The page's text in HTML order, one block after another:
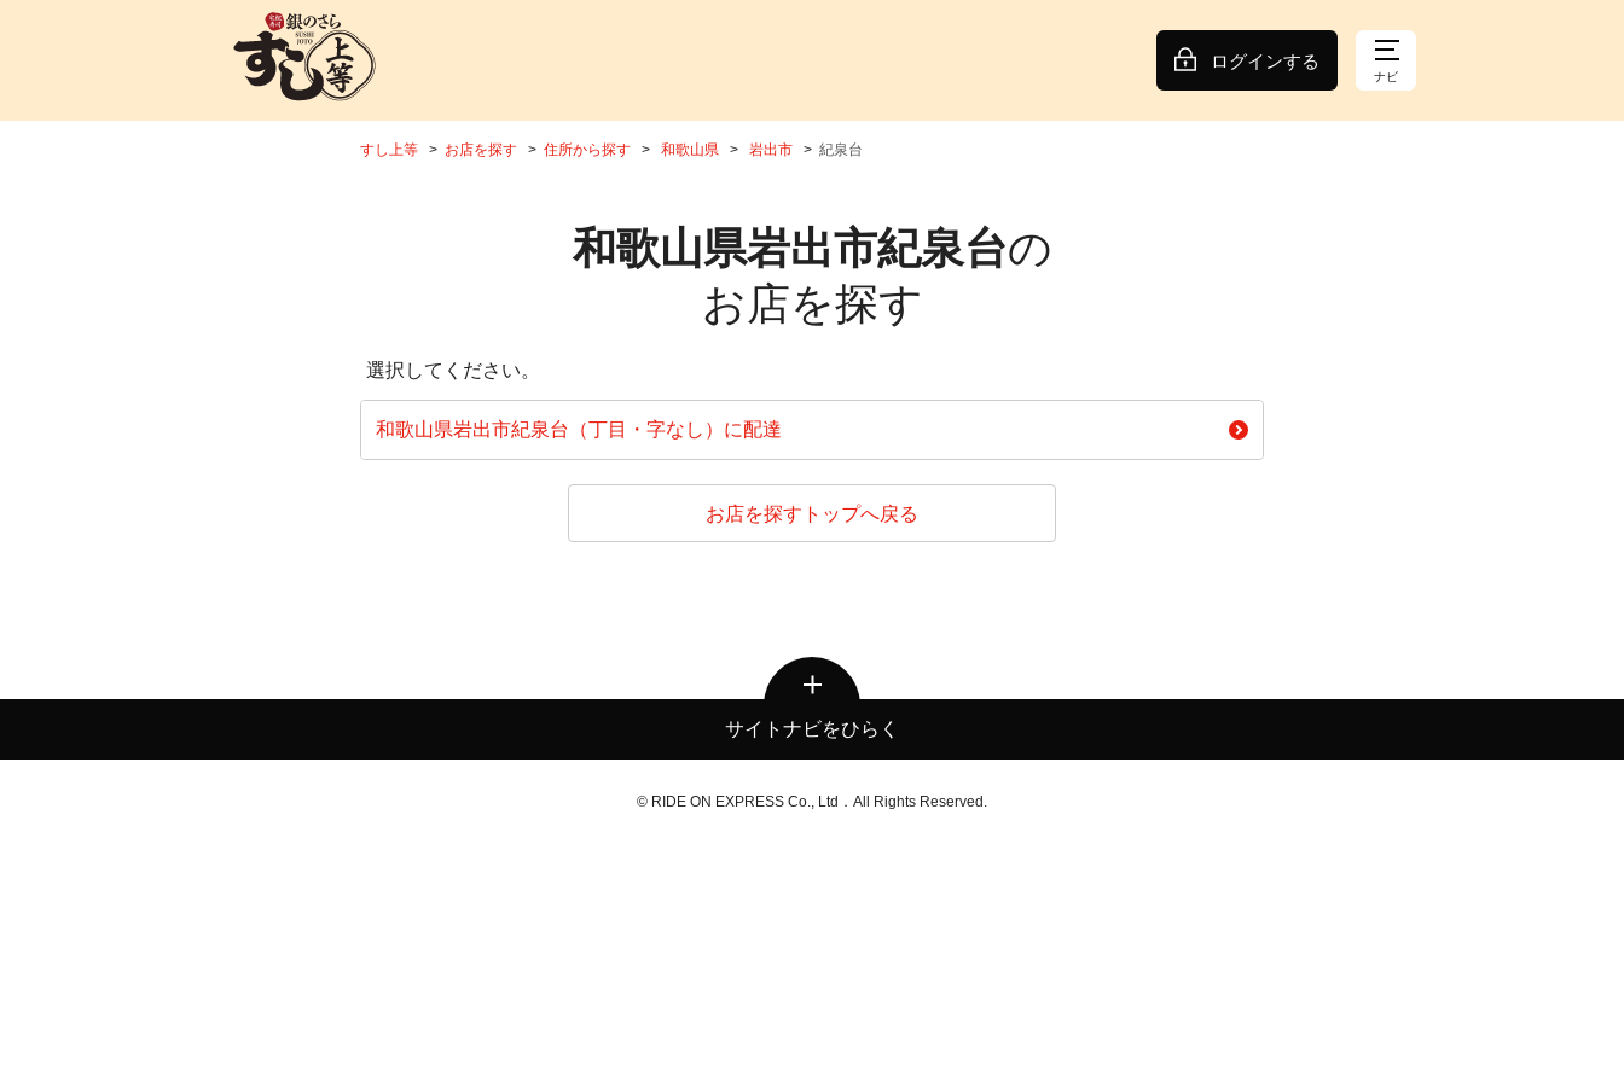
ログインする
ナビ
すし上等 お店を探す 住所から探す 和歌山県 岩出市 紀泉台
和歌山県岩出市紀泉台の
お店を探す
選択してください。
和歌山県岩出市紀泉台（丁目・字なし）に配達
お店を探すトップへ戻る
サイトナビをひらく
© RIDE ON EXPRESS Co., Ltd．All Rights Reserved.